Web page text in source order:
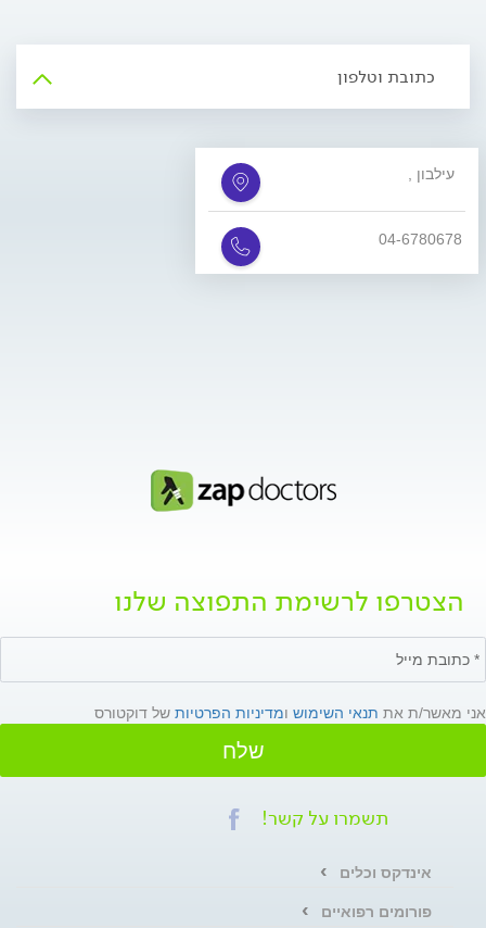
כתובת וטלפון
, עילבון
04-6780678
הצטרפו לרשימת התפוצה שלנו
אני מאשר/ת את תנאי השימוש ומדיניות הפרטיות של דוקטורס
שלח
תשמרו על קשר!
אינדקס וכלים
פורומים רפואיים